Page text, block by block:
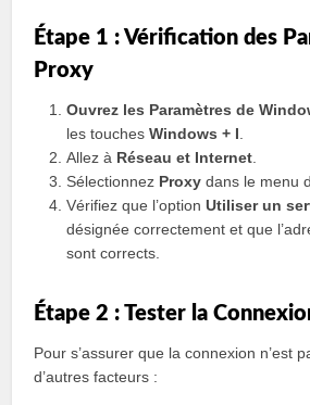
Étape 1 : Vérification des
Proxy
Ouvrez les Paramètres de
les touchesWindows + I
Allez à Réseau et Internet
Sélectionnez Proxy dans le menu
Vérifiez que l’optionUtiliser un
désignée correctement et que
sont corrects.
Étape 2 : Tester la
Pour s’assurer que la connexion n’est
d’autres facteurs :